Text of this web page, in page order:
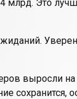
млрд. Это
выросли
сохранится,